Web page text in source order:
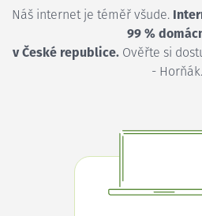
Náš internet je téměř všude.
99 %
v České republice. Ověřte si
- Horňák.